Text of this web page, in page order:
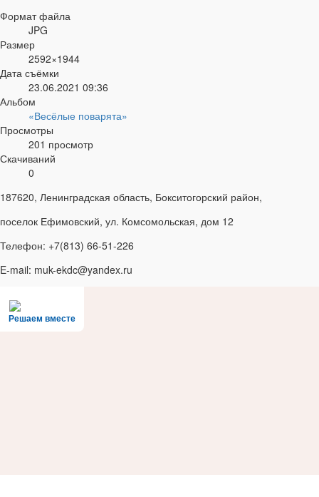
Формат файла
JPG
Размер
2592×1944
Дата съёмки
23.06.2021 09:36
Альбом
«Весёлые поварята»
Просмотры
201 просмотр
Скачиваний
0
187620, Ленинградская область, Бокситогорский район,
поселок Ефимовский, ул. Комсомольская, дом 12
Телефон: +7(813) 66-51-226
E-mail: muk-ekdc@yandex.ru
Решаем вместе